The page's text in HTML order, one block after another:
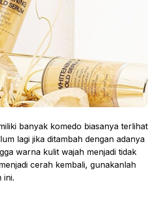
banyak komedo biasanya terlihat
lagi jika ditambah dengan adanya
warna kulit wajah menjadi tidak
cerah kembali, gunakanlah
ini.